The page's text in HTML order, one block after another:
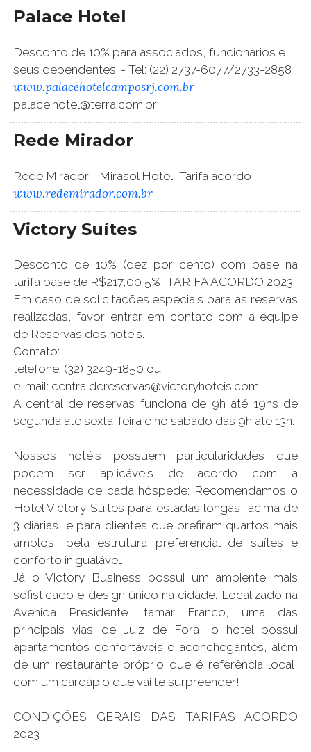
Palace Hotel
Desconto de 10% para associados, funcionários e
seus dependentes. - Tel: (22) 2737-6077/2733-2858
www.palacehotelcamposrj.com.br
palace.hotel@terra.com.br
Rede Mirador
Rede Mirador - Mirasol Hotel -Tarifa acordo
www.redemirador.com.br
Victory Suítes
Desconto de 10% (dez por cento) com base na
tarifa base de R$217,00 5%, TARIFA ACORDO 2023.
Em caso de solicitações especiais para as reservas
realizadas, favor entrar em contato com a equipe
de Reservas dos hotéis.
Contato:
telefone: (32) 3249-1850 ou
e-mail: centraldereservas@victoryhoteis.com.
A central de reservas funciona de 9h até 19hs de
segunda até sexta-feira e no sábado das 9h até 13h.
Nossos hotéis possuem particularidades que
podem ser aplicáveis de acordo com a
necessidade de cada hóspede: Recomendamos o
Hotel Victory Suites para estadas longas, acima de
3 diárias, e para clientes que prefiram quartos mais
amplos, pela estrutura preferencial de suítes e
conforto inigualável.
Já o Victory Business possui um ambiente mais
sofisticado e design único na cidade. Localizado na
Avenida Presidente Itamar Franco, uma das
principais vias de Juiz de Fora, o hotel possui
apartamentos confortáveis e aconchegantes, além
de um restaurante próprio que é referência local,
com um cardápio que vai te surpreender!
CONDIÇÕES GERAIS DAS TARIFAS ACORDO
2023